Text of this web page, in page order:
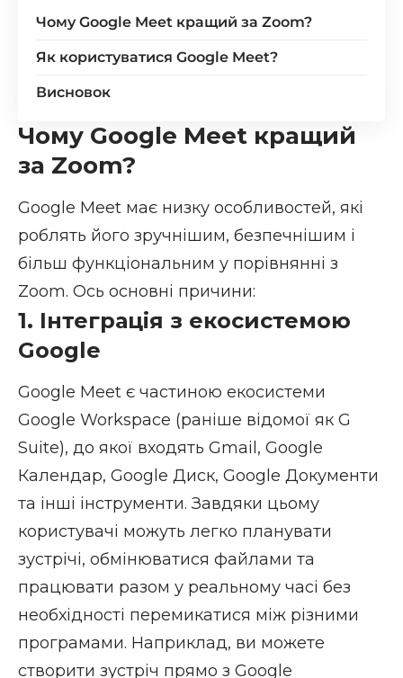
Чому Google Meet кращий за Zoom?
Як користуватися Google Meet?
Висновок
Чому Google Meet кращий
за Zoom?
Google Meet має низку особливостей, які
роблять його зручнішим, безпечнішим і
більш функціональним у порівнянні з
Zoom. Ось основні причини:
1. Інтеграція з екосистемою
Google
Google Meet є частиною екосистеми
Google Workspace (раніше відомої як G
Suite), до якої входять Gmail, Google
Календар, Google Диск, Google Документи
та інші інструменти. Завдяки цьому
користувачі можуть легко планувати
зустрічі, обмінюватися файлами та
працювати разом у реальному часі без
необхідності перемикатися між різними
програмами. Наприклад, ви можете
створити зустріч прямо з Google